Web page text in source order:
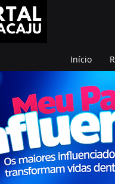
Início